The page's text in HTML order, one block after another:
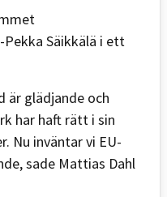
Säikkälä i ett
är glädjande och
har haft rätt i sin
Nu inväntar vi EU-
sade Mattias Dahl